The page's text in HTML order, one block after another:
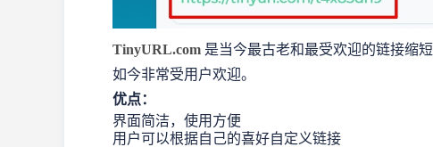
TinyURL.com 是当今最古老和最受欢迎的链接缩
如今非常受用户欢迎。
优点：
界面简洁，使用方便
用户可以根据自己的喜好自定义链接